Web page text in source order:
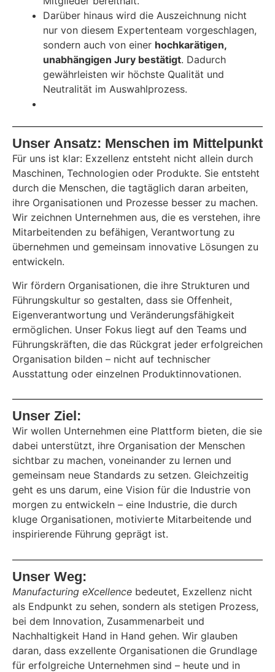
Darüber hinaus wird die Auszeichnung nicht
nur von diesem Expertenteam vorgeschlagen,
sondern auch von einer hochkarätigen,
unabhängigen Jury bestätigt. Dadurch
gewährleisten wir höchste Qualität und
Neutralität im Auswahlprozess.
Unser Ansatz: Menschen im Mittelpunkt
Für uns ist klar: Exzellenz entsteht nicht allein durch
Maschinen, Technologien oder Produkte. Sie entsteht
durch die Menschen, die tagtäglich daran arbeiten,
ihre Organisationen und Prozesse besser zu machen.
Wir zeichnen Unternehmen aus, die es verstehen, ihre
Mitarbeitenden zu befähigen, Verantwortung zu
übernehmen und gemeinsam innovative Lösungen zu
entwickeln.
Wir fördern Organisationen, die ihre Strukturen und
Führungskultur so gestalten, dass sie Offenheit,
Eigenverantwortung und Veränderungsfähigkeit
ermöglichen. Unser Fokus liegt auf den Teams und
Führungskräften, die das Rückgrat jeder erfolgreichen
Organisation bilden – nicht auf technischer
Ausstattung oder einzelnen Produktinnovationen.
Unser Ziel:
Wir wollen Unternehmen eine Plattform bieten, die sie
dabei unterstützt, ihre Organisation der Menschen
sichtbar zu machen, voneinander zu lernen und
gemeinsam neue Standards zu setzen. Gleichzeitig
geht es uns darum, eine Vision für die Industrie von
morgen zu entwickeln – eine Industrie, die durch
kluge Organisationen, motivierte Mitarbeitende und
inspirierende Führung geprägt ist.
Unser Weg:
Manufacturing eXcellence bedeutet, Exzellenz nicht
als Endpunkt zu sehen, sondern als stetigen Prozess,
bei dem Innovation, Zusammenarbeit und
Nachhaltigkeit Hand in Hand gehen. Wir glauben
daran, dass exzellente Organisationen die Grundlage
für erfolgreiche Unternehmen sind – heute und in